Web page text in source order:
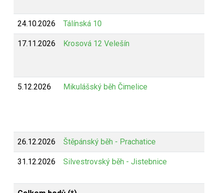
24.10.2026 Tálínská 10
17.11.2026 Krosová 12 Velešín
5.12.2026 Mikulášský běh Čimelice
26.12.2026 Štěpánský běh - Prachatice
31.12.2026 Silvestrovský běh - Jistebnice